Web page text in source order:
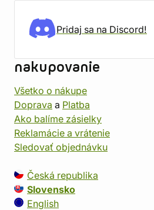
Pridaj sa na Discord!
nakupovanie
Všetko o nákupe
Doprava a Platba
Ako balíme zásielky
Reklamácie a vrátenie
Sledovať objednávku
Česká republika
Slovensko
English